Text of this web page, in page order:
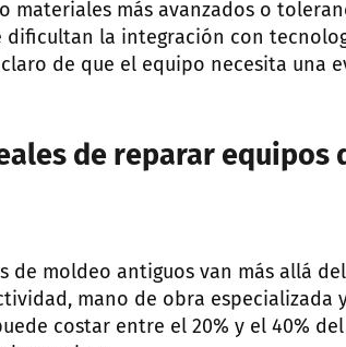
más avanzados o
la integración con
de que el equipo necesita una
de reparar equipos
de moldeo antiguos van más allá
mano de obra especializada
costar entre el 20% y el 40%